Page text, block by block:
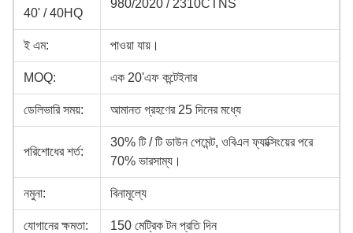
40' / 40HQ
980/2020 / 2310CTNS
ই এম: পাওয়া যায়।
MOQ: এক 20'এফ কন্টেইনার
ডেলিভারি সময়: আমানত গ্রহণের 25 দিনের মধ্যে
পরিশোধের শর্ত:
30% টি / টি ডাউন পেমেন্ট, ওবিএল ফ্যাক্সিংয়ের পরে
70% ভারসাম্য।
নমুনা: বিনামূল্যে
যোগানের ক্ষমতা: 150 মেট্রিক টন প্রতি দিন